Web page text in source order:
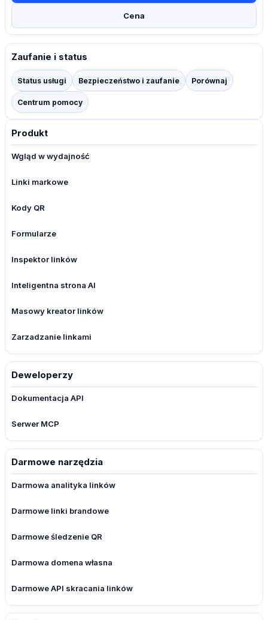
Cena
Zaufanie i status
Status usługi Bezpieczeństwo i zaufanie Porównaj
Centrum pomocy
Produkt
Wgląd w wydajność
Linki markowe
Kody QR
Formularze
Inspektor linków
Inteligentna strona AI
Masowy kreator linków
Zarzadzanie linkami
Deweloperzy
Dokumentacja API
Serwer MCP
Darmowe narzędzia
Darmowa analityka linków
Darmowe linki brandowe
Darmowe śledzenie QR
Darmowa domena własna
Darmowe API skracania linków